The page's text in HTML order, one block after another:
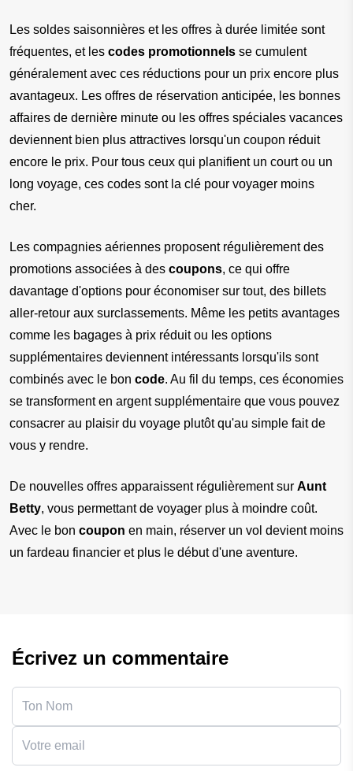
Les soldes saisonnières et les offres à durée limitée sont
fréquentes, et les codes promotionnels se cumulent
généralement avec ces réductions pour un prix encore plus
avantageux. Les offres de réservation anticipée, les bonnes
affaires de dernière minute ou les offres spéciales vacances
deviennent bien plus attractives lorsqu'un coupon réduit
encore le prix. Pour tous ceux qui planifient un court ou un
long voyage, ces codes sont la clé pour voyager moins
cher.
Les compagnies aériennes proposent régulièrement des
promotions associées à des coupons, ce qui offre
davantage d'options pour économiser sur tout, des billets
aller-retour aux surclassements. Même les petits avantages
comme les bagages à prix réduit ou les options
supplémentaires deviennent intéressants lorsqu'ils sont
combinés avec le bon code. Au fil du temps, ces économies
se transforment en argent supplémentaire que vous pouvez
consacrer au plaisir du voyage plutôt qu'au simple fait de
vous y rendre.
De nouvelles offres apparaissent régulièrement sur Aunt
Betty, vous permettant de voyager plus à moindre coût.
Avec le bon coupon en main, réserver un vol devient moins
un fardeau financier et plus le début d'une aventure.
Écrivez un commentaire